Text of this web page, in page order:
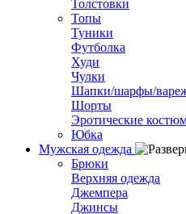
Толстовки
Топы
Туники
Футболка
Худи
Чулки
Шапки/шарфы/
Шорты
Эротические
Юбка
Мужская одежда
Брюки
Верхняя одежда
Джемпера
Джинсы